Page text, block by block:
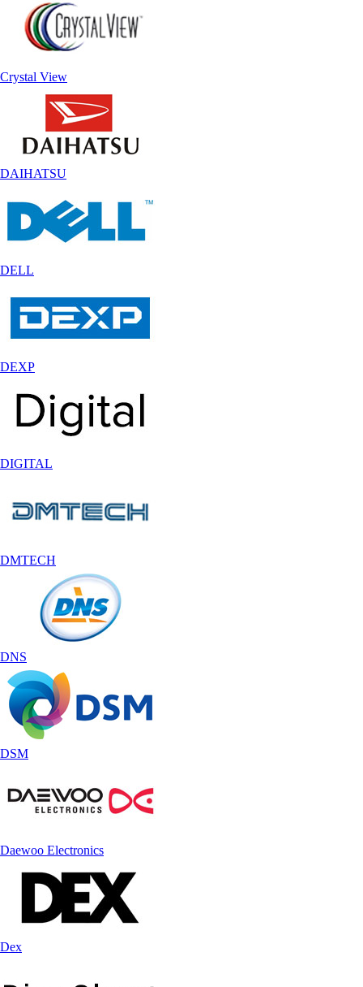
Crystal View
DAIHATSU
DELL
DEXP
DIGITAL
DMTECH
DNS
DSM
Daewoo Electronics
Dex